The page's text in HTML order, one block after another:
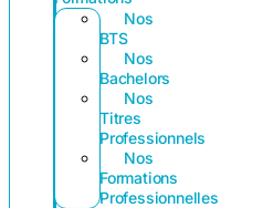
Nos
BTS
Nos
Bachelors
Nos
Titres
Professionnels
Nos
Formations
Professionnelles